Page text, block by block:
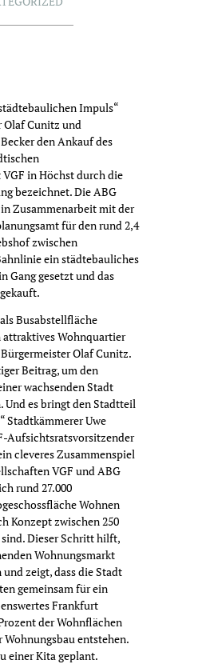
Impuls“
Olaf Cunitz und
den Ankauf des
in Höchst durch die
bezeichnet. Die ABG
Zusammenarbeit mit der
für den rund 2,4
zwischen
ein städtebauliches
Gang gesetzt und das
Busabstellfläche
Wohnquartier
Olaf Cunitz.
Beitrag, um den
wachsenden Stadt
Und es bringt den Stadtteil
Stadtkämmerer Uwe
Aufsichtsratsvorsitzender
cleveres Zusammenspiel
VGF und ABG
rund 27.000
Wohnen
Konzept zwischen 250
Dieser Schritt hilft,
Wohnungsmarkt
zeigt, dass die Stadt
gemeinsam für ein
Frankfurt
der Wohnflächen
entstehen.
einer Kita geplant.